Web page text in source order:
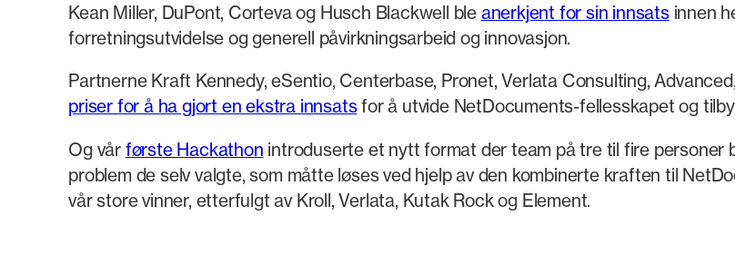
Kean Miller, DuPont, Corteva og Husch Blackwell ble anerkjent for sin innsatsinnen
forretningsutvidelse og generell påvirkningsarbeid og innovasjon.
Partnerne Kraft Kennedy, eSentio, Centerbase, Pronet, Verlata Consulting,
priser for å ha gjort en ekstra innsatsfor å utvide NetDocuments-fellesskapet og
Og vår første Hackathon introduserte et nytt format der team på tre til fire personer
problem de selv valgte, som måtte løses ved hjelp av den kombinerte kraften til
vår store vinner, etterfulgt av Kroll, Verlata, Kutak Rock og Element.